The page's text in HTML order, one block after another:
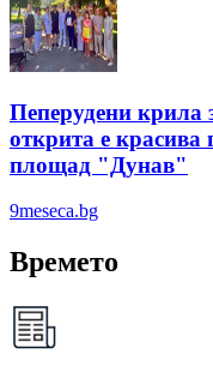
Пеперудени крила
открита е красива
площад "Дунав"
9meseca.bg
Времето